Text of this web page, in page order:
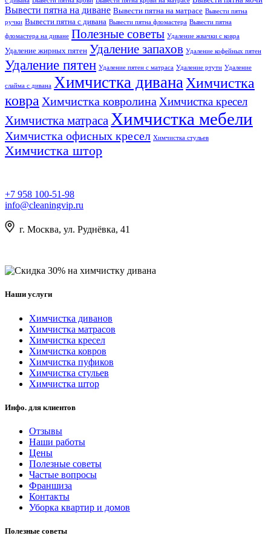
Вывести пятна на диване Вывести пятна на матрасе Вывести пятна
ручки Вывести пятна с дивана Вывести пятна фломастера Вывести пятна
фломастера на диване Полезные советы Удаление жвачки с ковра
Удаление жирных пятен Удаление запахов Удаление кофейных пятен
Удаление пятен Удаление пятен с матраса Удаление ртути Удаление
слайма с дивана Химчистка диванаХимчистка
ковра Химчистка ковролина Химчистка кресел
Химчистка матраса Химчистка мебели
Химчистка офисных кресел Химчистка стульев
Химчистка штор
+7 958 100-51-98
info@cleaningvip.ru
г. Москва, ул. Руднёвка, 41
Наши услуги
Химчистка диванов
Химчистка матрасов
Химчистка кресел
Химчистка ковров
Химчистка пуфиков
Химчистка стульев
Химчистка штор
Инфо. для клиентов
Отзывы
Наши работы
Цены
Полезные советы
Частые вопросы
Франшиза
Контакты
Уборка квартир и домов
Полезные советы